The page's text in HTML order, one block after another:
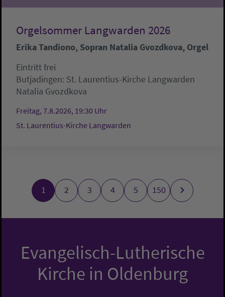
Orgelsommer Langwarden 2026
Erika Tandiono, Sopran Natalia Gvozdkova, Orgel
Eintritt frei
Butjadingen: St. Laurentius-Kirche Langwarden
Natalia Gvozdkova
Freitag, 7.8.2026, 19:30 Uhr
St. Laurentius-Kirche Langwarden
1 2 3 4 5 150
Evangelisch-Lutherische
Kirche in Oldenburg